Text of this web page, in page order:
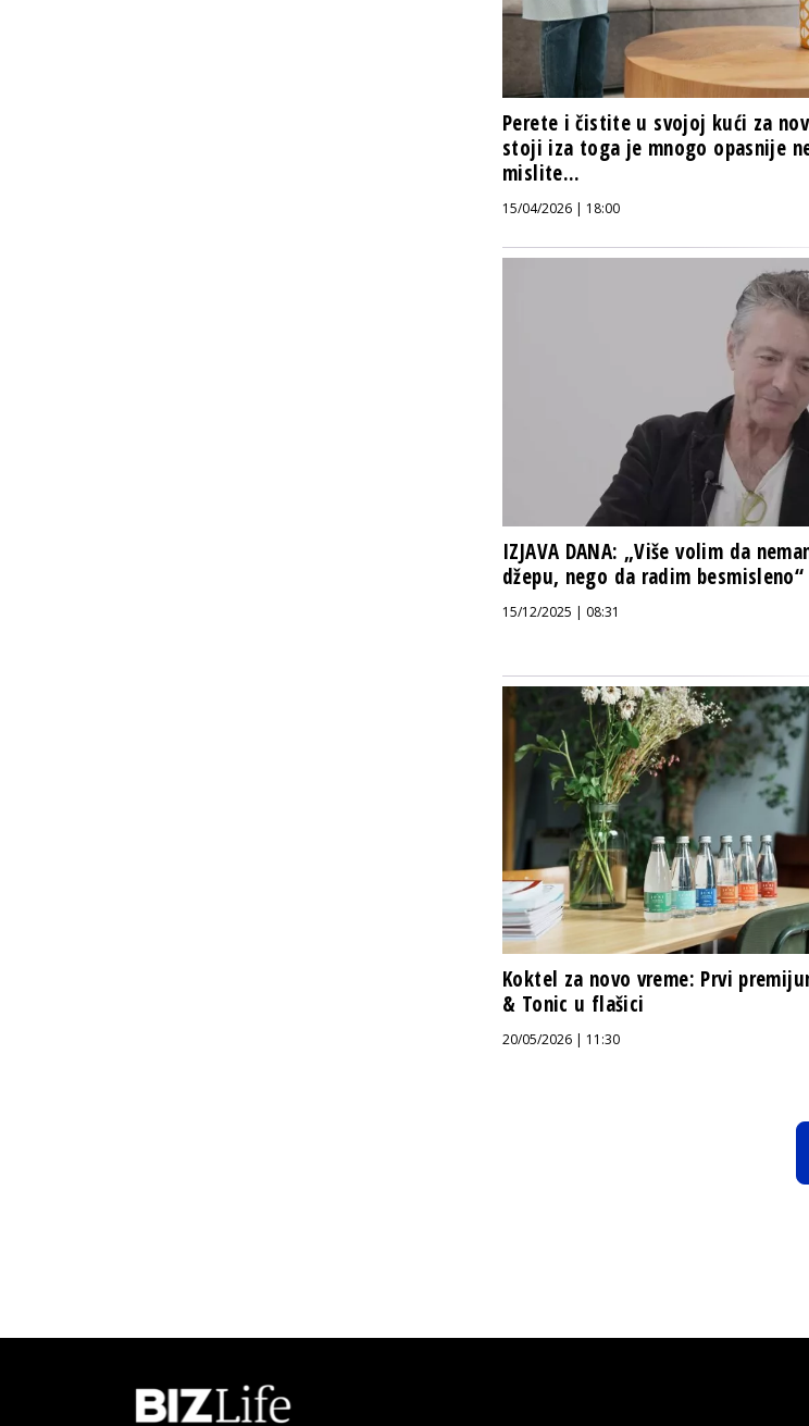
Perete i čistite u svojoj kući za
stoji iza toga je mnogo opasnije
mislite...
15/04/2026 | 18:00
IZJAVA DANA: „Više volim da
džepu, nego da radim besmisleno“
15/12/2025 | 08:31
Koktel za novo vreme: Prvi
& Tonic u flašici
20/05/2026 | 11:30